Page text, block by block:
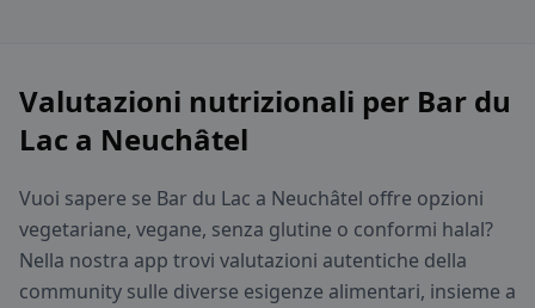
Valutazioni nutrizionali per Bar du
Lac a Neuchâtel
Vuoi sapere se Bar du Lac a Neuchâtel offre opzioni
vegetariane, vegane, senza glutine o conformi halal?
Nella nostra app trovi valutazioni autentiche della
community sulle diverse esigenze alimentari, insieme a